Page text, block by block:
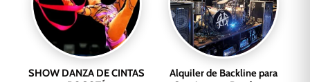
SHOW DANZA DE CINTAS
Alquiler de Backline para